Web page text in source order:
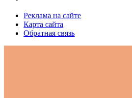
Реклама на сайте
Карта сайта
Обратная связь